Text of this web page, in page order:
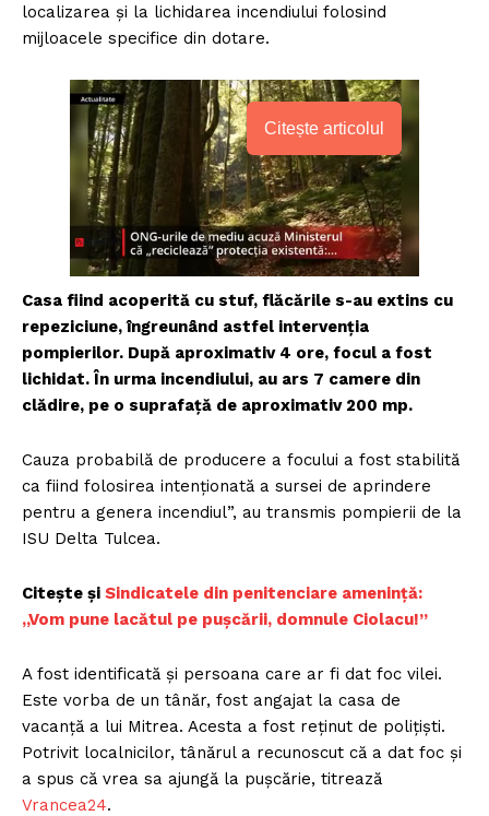
localizarea și la lichidarea incendiului folosind
mijloacele specifice din dotare.
Citește articolul
Casa fiind acoperită cu stuf, flăcările s-au extins cu
repeziciune, îngreunând astfel intervenția
pompierilor. După aproximativ 4 ore, focul a fost
lichidat. În urma incendiului, au ars 7 camere din
clădire, pe o suprafață de aproximativ 200 mp.
Cauza probabilă de producere a focului a fost stabilită
ca fiind folosirea intenționată a sursei de aprindere
pentru a genera incendiul”, au transmis pompierii de la
ISU Delta Tulcea.
Citește și Sindicatele din penitenciare amenință:
„Vom pune lacătul pe pușcării, domnule Ciolacu!”
A fost identificată și persoana care ar fi dat foc vilei.
Este vorba de un tânăr, fost angajat la casa de
vacanţă a lui Mitrea. Acesta a fost reținut de polițiști.
Potrivit localnicilor, tânărul a recunoscut că a dat foc și
a spus că vrea sa ajungă la pușcărie, titrează
Vrancea24.